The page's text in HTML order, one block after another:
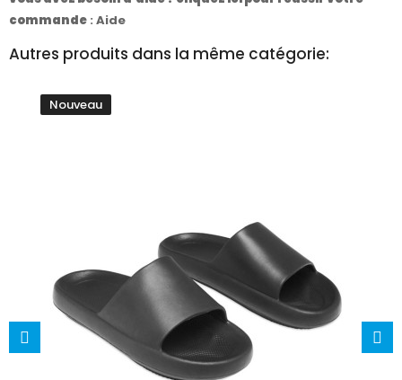
commande : Aide
Autres produits dans la même catégorie:
Nouveau